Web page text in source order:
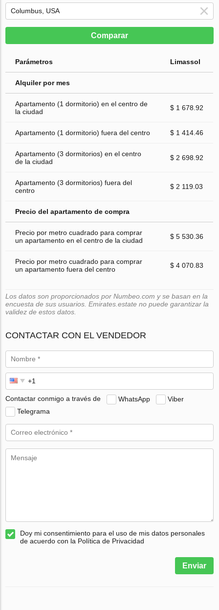
Comparar
Parámetros Limassol
Alquiler por mes
Apartamento (1 dormitorio) en el centro de
la ciudad
$ 1 678.92
Apartamento (1 dormitorio) fuera del centro $ 1 414.46
Apartamento (3 dormitorios) en el centro
de la ciudad
$ 2 698.92
Apartamento (3 dormitorios) fuera del
centro
$ 2 119.03
Precio del apartamento de compra
Precio por metro cuadrado para comprar
un apartamento en el centro de la ciudad
$ 5 530.36
Precio por metro cuadrado para comprar
un apartamento fuera del centro
$ 4 070.83
Los datos son proporcionados por Numbeo.com y se basan en la
encuesta de sus usuarios. Emirates.estate no puede garantizar la
validez de estos datos.
CONTACTAR CON EL VENDEDOR
Contactar conmigo a través de WhatsApp
Viber
Telegrama
Doy mi consentimiento para el uso de mis datos personales
de acuerdo con la Política de Privacidad
Enviar